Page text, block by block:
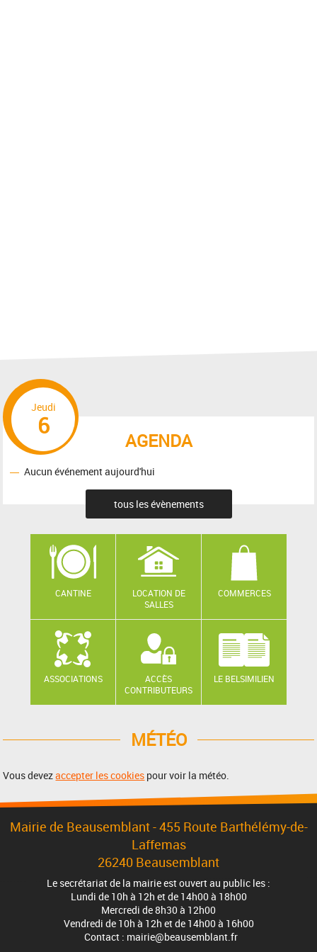
AGENDA
Jeudi
6
Aucun événement aujourd'hui
tous les évènements
CANTINE
LOCATION DE
SALLES
COMMERCES
ASSOCIATIONS
ACCÈS
CONTRIBUTEURS
LE BELSIMILIEN
MÉTÉO
Vous devezaccepter les cookies pour voir la météo.
Mairie de Beausemblant - 455 Route Barthélémy-de-
Laffemas
26240 Beausemblant
Le secrétariat de la mairie est ouvert au public les :
Lundi de 10h à 12h et de 14h00 à 18h00
Mercredi de 8h30 à 12h00
Vendredi de 10h à 12h et de 14h00 à 16h00
Contact : mairie@beausemblant.fr